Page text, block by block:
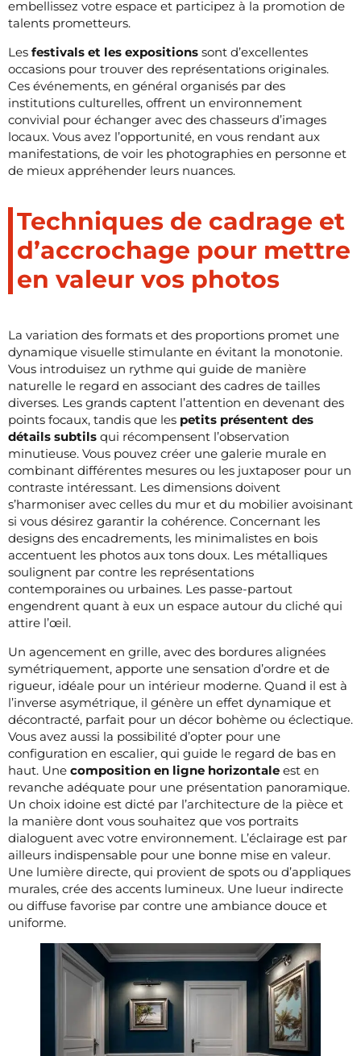
embellissez votre espace et participez à la promotion de
talents prometteurs.
Les festivals et les expositions sont d’excellentes
occasions pour trouver des représentations originales.
Ces événements, en général organisés par des
institutions culturelles, offrent un environnement
convivial pour échanger avec des chasseurs d’images
locaux. Vous avez l’opportunité, en vous rendant aux
manifestations, de voir les photographies en personne et
de mieux appréhender leurs nuances.
Techniques de cadrage et
d’accrochage pour mettre
en valeur vos photos
La variation des formats et des proportions promet une
dynamique visuelle stimulante en évitant la monotonie.
Vous introduisez un rythme qui guide de manière
naturelle le regard en associant des cadres de tailles
diverses. Les grands captent l’attention en devenant des
points focaux, tandis que les petits présentent des
détails subtils qui récompensent l’observation
minutieuse. Vous pouvez créer une galerie murale en
combinant différentes mesures ou les juxtaposer pour un
contraste intéressant. Les dimensions doivent
s’harmoniser avec celles du mur et du mobilier avoisinant
si vous désirez garantir la cohérence. Concernant les
designs des encadrements, les minimalistes en bois
accentuent les photos aux tons doux. Les métalliques
soulignent par contre les représentations
contemporaines ou urbaines. Les passe-partout
engendrent quant à eux un espace autour du cliché qui
attire l’œil.
Un agencement en grille, avec des bordures alignées
symétriquement, apporte une sensation d’ordre et de
rigueur, idéale pour un intérieur moderne. Quand il est à
l’inverse asymétrique, il génère un effet dynamique et
décontracté, parfait pour un décor bohème ou éclectique.
Vous avez aussi la possibilité d’opter pour une
configuration en escalier, qui guide le regard de bas en
haut. Une composition en ligne horizontale est en
revanche adéquate pour une présentation panoramique.
Un choix idoine est dicté par l’architecture de la pièce et
la manière dont vous souhaitez que vos portraits
dialoguent avec votre environnement. L’éclairage est par
ailleurs indispensable pour une bonne mise en valeur.
Une lumière directe, qui provient de spots ou d’appliques
murales, crée des accents lumineux. Une lueur indirecte
ou diffuse favorise par contre une ambiance douce et
uniforme.